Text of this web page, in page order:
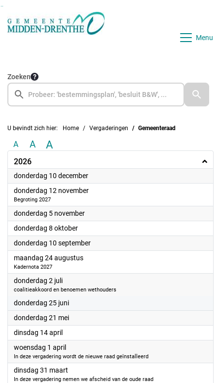
Ga naar de inhoud van deze pagina
Menu
Zoeken
U bevindt zich hier: Home Vergaderingen Gemeenteraad
A A A
2026
donderdag 10 december2026
donderdag 12 november2026
Begroting 2027
donderdag 5 november2026
donderdag 8 oktober2026
donderdag 10 september2026
maandag 24 augustus2026
Kadernota 2027
donderdag 2 juli2026
coalitieakkoord en benoemen wethouders
donderdag 25 juni2026
donderdag 21 mei2026
dinsdag 14 april2026
woensdag 1 april2026
In deze vergadering wordt de nieuwe raad geïnstalleerd
dinsdag 31 maart
In deze vergadering nemen we afscheid van de oude raad